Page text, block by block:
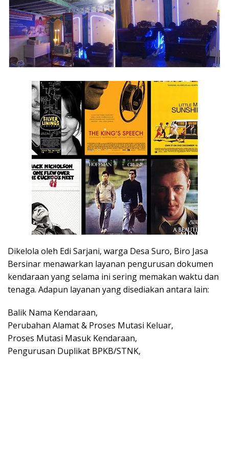
Dikelola oleh Edi Sarjani, warga Desa Suro, Biro Jasa
Bersinar menawarkan layanan pengurusan dokumen
kendaraan yang selama ini sering memakan waktu dan
tenaga. Adapun layanan yang disediakan antara lain:
Balik Nama Kendaraan,
Perubahan Alamat & Proses Mutasi Keluar,
Proses Mutasi Masuk Kendaraan,
Pengurusan Duplikat BPKB/STNK,